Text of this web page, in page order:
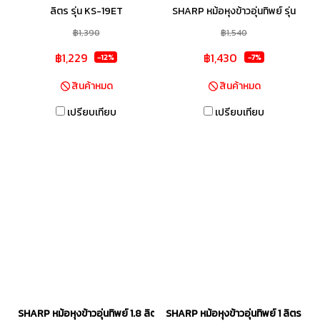
ลิตร รุ่น KS-19ET
฿1,390
฿1,229 -12%
สินค้าหมด
เปรียบเทียบ
SHARP หม้อหุงข้าวอุ่นทิพย์ รุ่น
KS-PR18ET พร้อมให้คุณสัมผัส
อร่อยและยังคงความอุ่นไว้นาน แม้
ทิ้งไว้ในหม้อเป็นเวลาหลายชั่วโมง
ลวดความร้อนด้านข้างที่กระจาย
฿1,540
฿1,430 -7%
สินค้าหมด
เปรียบเทียบ
SHARP หม้อหุงข้าวอุ่นทิพย์ 1.8 ลิตร รุ่น KS-R19ST *คละสี คละลาย*
SHARP หม้อหุงข้าวอุ่นทิพย์ 1 ลิตร